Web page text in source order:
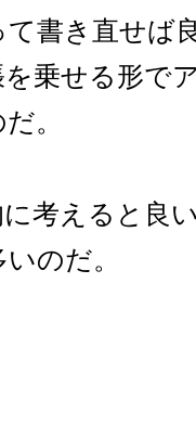
書き直せば
乗せる形で
。
考えると良
のだ。